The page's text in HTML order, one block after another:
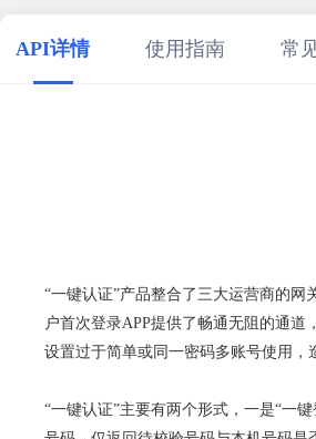
API详情 使用指南 常
“一键认证”产品整合了三大运营商的
户首次登录APP提供了畅通无阻的通
设置过于简单或同一密码多账号使用
“一键认证”主要有两个形式，一是“一